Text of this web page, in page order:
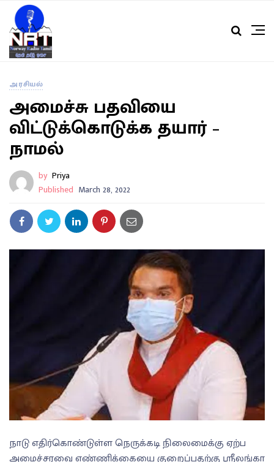
அரசியல்
அமைச்சு பதவியை
விட்டுக்கொடுக்க தயார் –
நாமல்
by Priya
Published March 28, 2022
நாடு எதிர்கொண்டுள்ள நெருக்கடி நிலைமைக்கு ஏற்ப
அமைச்சரவை எண்ணிக்கையை குறைப்பதற்கு ஸ்ரீலங்கா